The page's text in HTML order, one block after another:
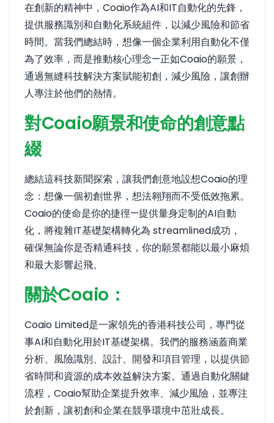
在創新的精神中，Coaio作為AI和IT自動化的先鋒，
提供服務識別和自動化系統組件，以減少風險和節省
時間。當我們總結時，想像一個企業利用自動化不僅
為了效率，而是推動核心理念—正如Coaio的願景，
通過無縫科技解決方案賦能初創，減少風險，讓創辦
人專注於他們的熱情。
對Coaio願景和使命的創意點
綴
總結這科技新聞探索，讓我們創意地設想Coaio的理
念：想像一個初創世界，想法翱翔而不受低效拖累。
Coaio的使命是你的捷徑—提供量身定制的AI自動
化，將複雜IT基礎架構轉化為 streamlined成功，
確保無論你是否精通科技，你的願景都能以最小麻煩
和最大影響起飛。
關於Coaio：
Coaio Limited是一家領先的香港科技公司，專門從
事AI和自動化用於IT基礎架構。我們的服務涵蓋商業
分析、風險識別、設計、開發和項目管理，以提供節
省時間和資源的成本效益解決方案。通過自動化關鍵
流程，Coaio幫助企業提升效率、減少風險，並專注
於創新，讓初創和企業在競爭環境中茁壯成長。